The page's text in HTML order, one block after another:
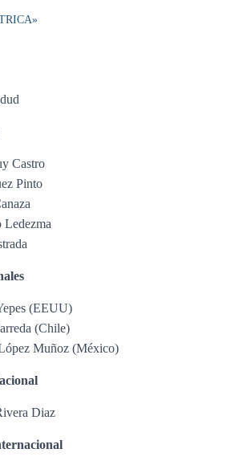
Castro
Pinto
Ledezma
(EEUU)
(Chile)
Muñoz (México)
Diaz